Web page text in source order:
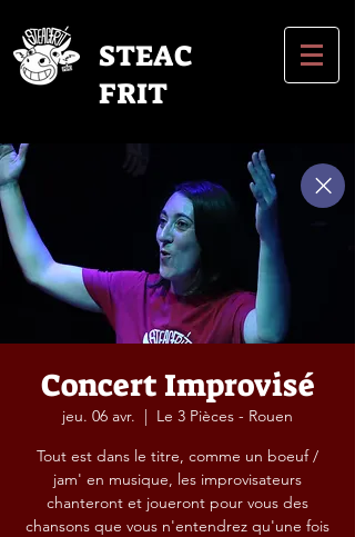
STEAC
FRIT
Concert Improvisé
jeu. 06 avr.
  |
Le 3 Pièces - Rouen
Tout est dans le titre, comme un boeuf /
jam' en musique, les improvisateurs
chanteront et joueront pour vous des
chansons que vous n'entendrez qu'une fois